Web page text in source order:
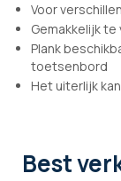
Voor
Gemakkelijk
Plank
toetsenbord
Het uiterlijk
Best